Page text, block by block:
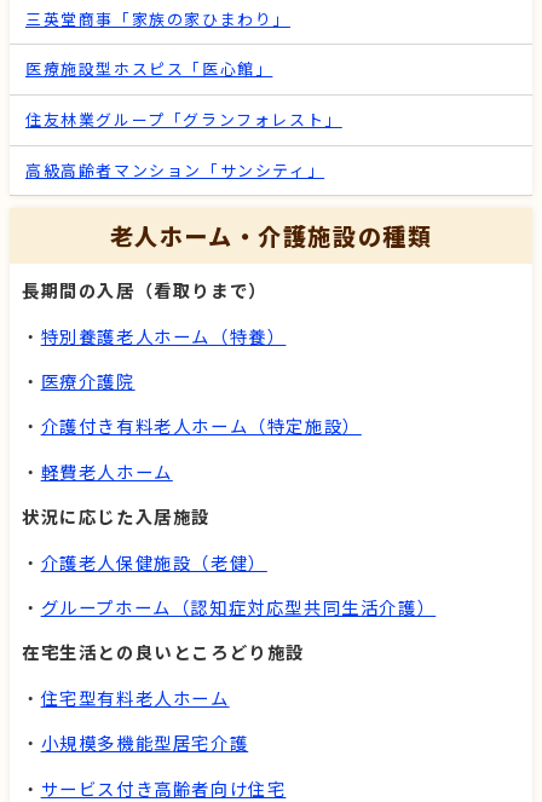
三英堂商事「家族の家ひまわり」
医療施設型ホスピス「医心館」
住友林業グループ「グランフォレスト」
高級高齢者マンション「サンシティ」
老人ホーム・介護施設の種類
長期間の入居（看取りまで）
・ 特別養護老人ホーム（特養）
・ 医療介護院
・ 介護付き有料老人ホーム（特定施設）
・ 軽費老人ホーム
状況に応じた入居施設
・ 介護老人保健施設（老健）
・ グループホーム（認知症対応型共同生活介護）
在宅生活との良いところどり施設
・ 住宅型有料老人ホーム
・ 小規模多機能型居宅介護
・ サービス付き高齢者向け住宅